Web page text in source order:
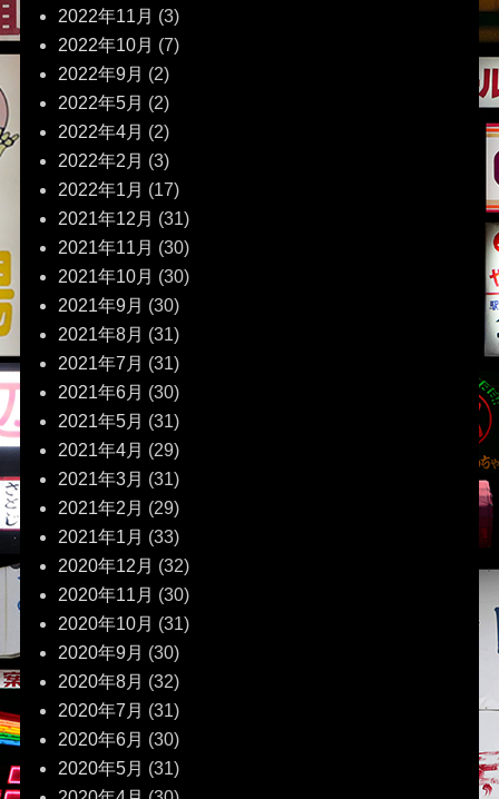
2022年11月 (3)
2022年10月 (7)
2022年9月 (2)
2022年5月 (2)
2022年4月 (2)
2022年2月 (3)
2022年1月 (17)
2021年12月 (31)
2021年11月 (30)
2021年10月 (30)
2021年9月 (30)
2021年8月 (31)
2021年7月 (31)
2021年6月 (30)
2021年5月 (31)
2021年4月 (29)
2021年3月 (31)
2021年2月 (29)
2021年1月 (33)
2020年12月 (32)
2020年11月 (30)
2020年10月 (31)
2020年9月 (30)
2020年8月 (32)
2020年7月 (31)
2020年6月 (30)
2020年5月 (31)